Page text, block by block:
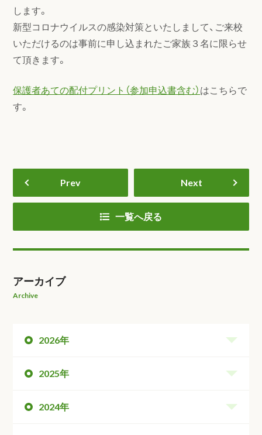
します。
新型コロナウイルスの感染対策といたしまして、ご来校
いただけるのは事前に申し込まれたご家族３名に限らせ
て頂きます。
保護者あての配付プリント（参加申込書含む） はこちらで
す。
Prev Next
一覧へ戻る
アーカイブ
Archive
2026年
2025年
2024年